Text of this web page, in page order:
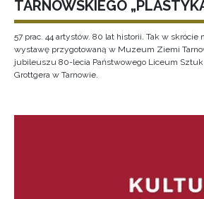
TARNOWSKIEGO
57 prac. 44 artystów. 80 lat historii. Tak w
wystawę przygotowaną w Muzeum Ziemi
jubileuszu 80-lecia Państwowego Liceum
Grottgera w Tarnowie.